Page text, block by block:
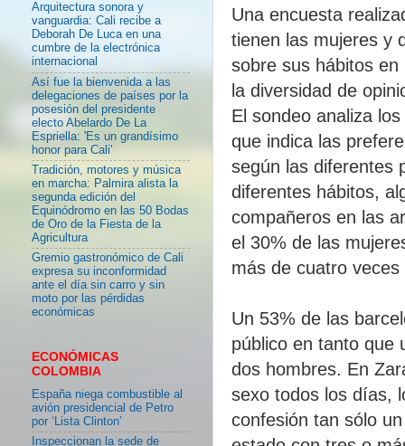
Una encuesta
tienen las mujeres y
sobre sus hábitos
la diversidad de
El sondeo analiza
que indica las
según las diferentes
diferentes hábitos,
compañeros en las
el 30% de las
más de cuatro
Un 53% de las
público en tanto que
dos hombres. En
sexo todos los días,
confesión tan sólo
Arquitectura sonora y
vanguardia: Cali recibe a
Deborah De Luca en una
cumbre de la electrónica
internacional
Así fue la bienvenida a las
delegaciones de países por la
posesión del presidente
electo Abelardo De La
Espriella: 'Es un grandísimo
honor para Cali'
Tradición, motores y música
en marcha: Palmira alista la
segunda edición del
Equinódromo en las 50 Bodas
de Oro de la Fiesta de la
Agricultura
Gremio gastronómico de Cali
expresa su inconformidad
ante el día sin carro y sin
moto por las pérdidas
económicas
ECONÓMICAS
COLOMBIA
España niega combustible al
avión presidencial de Petro
por ‘Lista Clinton’
Inspeccionan la sede de